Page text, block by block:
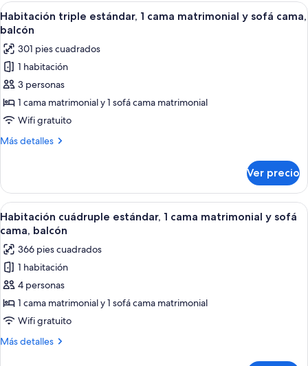
cama
matrimonial
Abrir
todas
las
fotos
de
Habitación
triple
estándar,
1
y
sofá
cama,
balcón
Habitación de hotel con una cama
4
Habitación triple estándar, 1 cama matrimonial y sofá cama,
balcón
301 pies cuadrados
1 habitación
3 personas
1 cama matrimonial y 1 sofá cama matrimonial
Wifi gratuito
Más detalles
Más
triple
estándar,
1
cama
matrimonial
y
sofá
cama,
balcón
Ver precio
Abrir
todas
las
fotos
de
Habitación
cuádruple
estándar,
1
Una habitación de hotel con una
4
Habitación cuádruple estándar, 1 cama matrimonial y sofá
cama, balcón
366 pies cuadrados
1 habitación
4 personas
1 cama matrimonial y 1 sofá cama matrimonial
Wifi gratuito
Más detalles
Más